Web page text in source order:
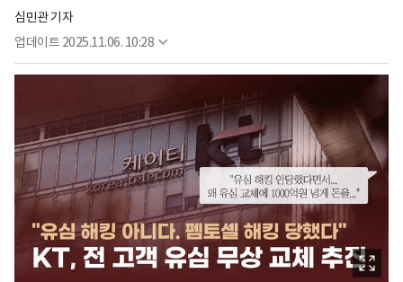
심민관 기자
업데이트 2025.11.06. 10:28